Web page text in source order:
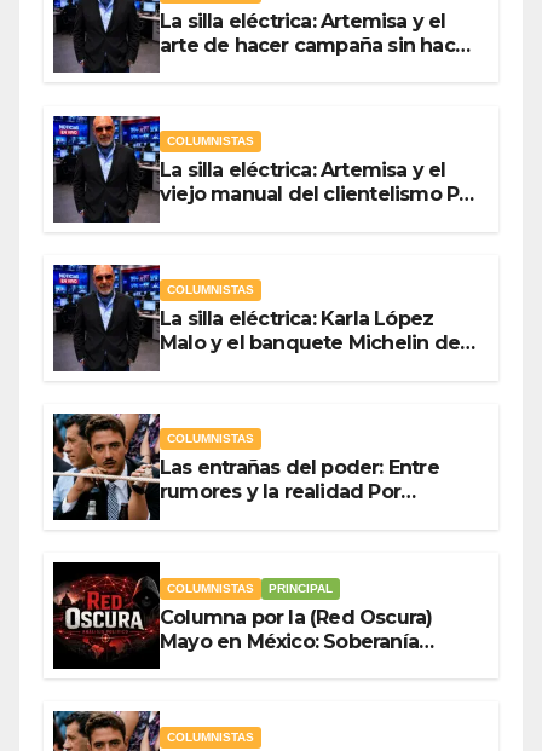
La silla eléctrica: Artemisa y el
arte de hacer campaña sin hacer
COLUMNISTAS
La silla eléctrica: Artemisa y el
viejo manual del clientelismo Por
COLUMNISTAS
La silla eléctrica: Karla López
Malo y el banquete Michelin del
COLUMNISTAS
Las entrañas del poder: Entre
rumores y la realidad Por
COLUMNISTAS PRINCIPAL
Columna por la (Red Oscura)
Mayo en México: Soberanía
COLUMNISTAS